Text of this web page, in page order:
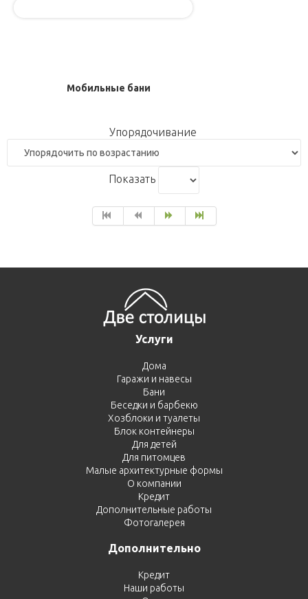
Мобильные бани
Упорядочивание
Показать
Услуги
Дома
Гаражи и навесы
Бани
Беседки и барбекю
Хозблоки и туалеты
Блок контейнеры
Для детей
Для питомцев
Малые архитектурные формы
О компании
Кредит
Дополнительные работы
Фотогалерея
Дополнительно
Кредит
Наши работы